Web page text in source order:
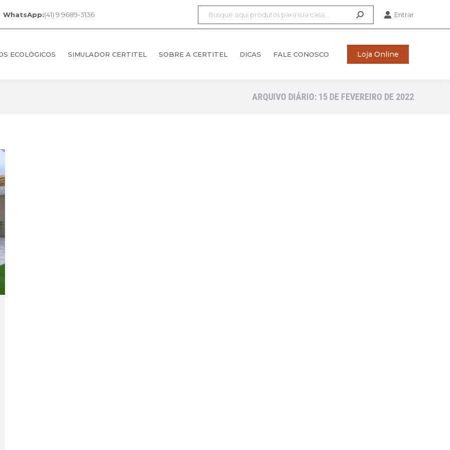
WhatsApp:(41) 9 9689-3136 Entrar
ECOLÓGICOS SIMULADOR CERTITEL SOBRE A CERTITEL DICAS FALE CONOSCO Loja Online
ARQUIVO DIÁRIO: 15 DE FEVEREIRO DE 2022
ECOLÓGICOS SIMULADOR CERTITEL SOBRE A CERTITEL DICAS FALE CONOSCO Loja Online